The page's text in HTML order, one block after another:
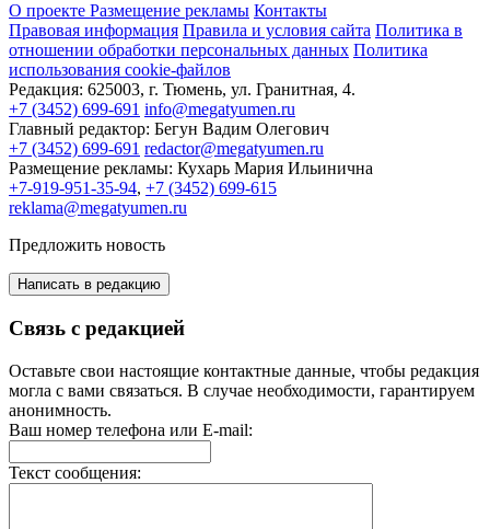
О проекте Размещение рекламы Контакты
Правовая информация Правила и условия сайта Политика в
отношении обработки персональных данных Политика
использования cookie-файлов
Редакция: 625003, г. Тюмень, ул. Гранитная, 4.
+7 (3452) 699-691 info@megatyumen.ru
Главный редактор: Бегун Вадим Олегович
+7 (3452) 699-691 redactor@megatyumen.ru
Размещение рекламы: Кухарь Мария Ильинична
+7-919-951-35-94, +7 (3452) 699-615
reklama@megatyumen.ru
Предложить новость
Написать в редакцию
Связь с редакцией
Оставьте свои настоящие контактные данные, чтобы редакция
могла с вами связаться. В случае необходимости, гарантируем
анонимность.
Ваш номер телефона или E-mail:
Текст сообщения: